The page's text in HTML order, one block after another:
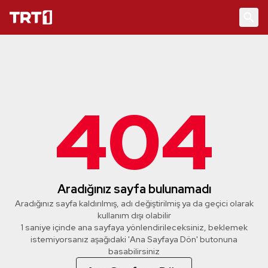
404
Aradığınız sayfa bulunamadı
Aradığınız sayfa kaldırılmış, adı değiştirilmiş ya da geçici olarak
kullanım dışı olabilir
1 saniye içinde ana sayfaya yönlendirileceksiniz, beklemek
istemiyorsanız aşağıdaki 'Ana Sayfaya Dön' butonuna
basabilirsiniz